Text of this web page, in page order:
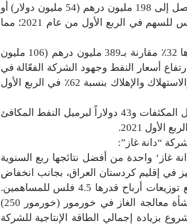
وارتفع صافي أرباح الشركة بنسبة 125٪ في الربع الأول من عام 2022، ليصل إلى 198 مليون درهم (54 مليون دولار) أو
2.8 فلس للسهم، مقارنة بـ 88 مليون درهم (24 مليون دولار) أو 1.26 فلس للسهم في الربع الأول من عام 2021؛ مما
وبلغت إيرادات الشركة 513 مليون درهم (140 مليون دولار)، بزيادة قدرها 32٪ مقارنة بـ389 مليون درهم (106 مليون
والأرباح إلى ارتفاع أسعار النفط وجهود الشركة الفعّالة في
إدارة التكاليف. وارتفعت أرباح الشركة قبل احتساب الفوائد والضرائب والاستهلاك والإهلاك بنسبة 62٪ في الربع الأول
ووصل متوسّط أسعار البيع المحققة خلال هذه الفترة إلى 82 دولاراً لبرميل المكثفات و43 دولاراً لبرميل النفط المكافئ
“دانة غاز”:
الذي حققته الشركة في عام 2021، سجلت ’دانة غاز‘ واحدة من أفضل نتائجها ربع السنوية
في إقليم كردستان العراق، بجانب انخفاض
تكلفة عملياتها. هذه العوامل الإيجابية دفعت مجلس الإدارة التوصية بدفع توزيعات أرباح قدرها 4.5 فلس للمساهمين.
نتطلع خلال المرحلة القادمة لاستكمال تنفيذ مشروع توسعة وتطوير منشأة معالجة الغاز في خورمور (خورمور 250)
بزيادة إجمالي الطاقة الإنتاجية للشركة